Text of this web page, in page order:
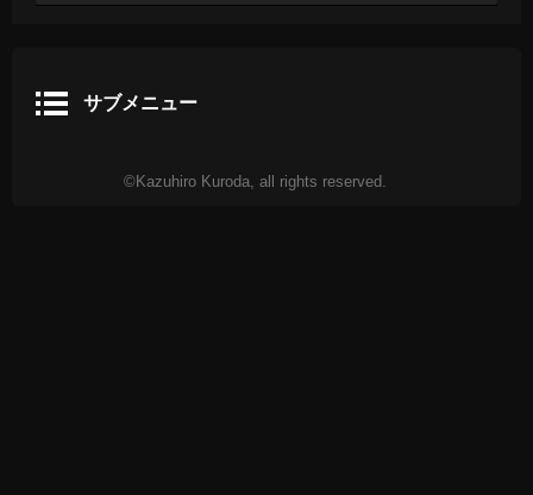
サブメニュー
©Kazuhiro Kuroda, all rights reserved.